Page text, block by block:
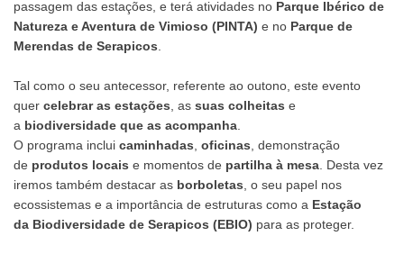
passagem das estações, e terá atividades no Parque Ibérico de
Natureza e Aventura de Vimioso (PINTA) e no Parque de
Merendas de Serapicos
Tal como o seu antecessor, referente ao outono, este evento
quer celebrar as estações , as suas colheitas e
a biodiversidade que as acompanha
O programa inclui caminhadas oficinas , demonstração
de produtos locais e momentos de partilha à mesa . Desta vez
iremos também destacar as borboletas , o seu papel nos
ecossistemas e a importância de estruturas como a Estação
da Biodiversidade de Serapicos (EBIO) para as proteger.